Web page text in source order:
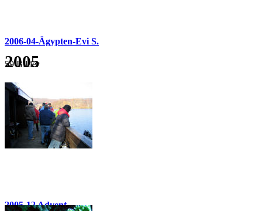
2006-04-Ägypten-Evi S.
59 Bilder
2005
2005-12 Advent